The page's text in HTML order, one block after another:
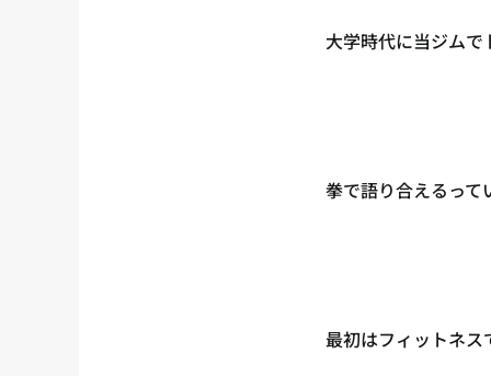
大学時代に当ジム
拳で語り合えるって
最初はフィットネス